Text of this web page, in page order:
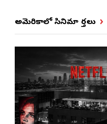
అమెరికాలో సినిమా వార్తలు